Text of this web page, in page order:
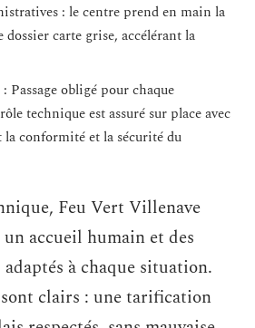
: le centre prend en main la
carte grise, accélérant la
: Passage obligé pour chaque
technique est assuré sur place avec
la conformité et la sécurité du
Feu Vert Villenave
accueil humain et des
à chaque situation.
sont clairs : une tarification